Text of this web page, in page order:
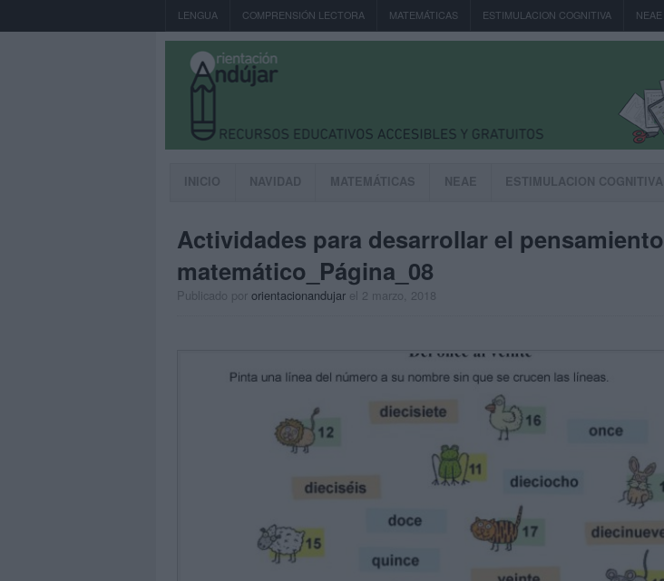
LENGUA COMPRENSIÓN LECTORA MATEMÁTICAS ESTIMULACION COGNITIVA NEAE
INICIO NAVIDAD MATEMÁTICAS NEAE ESTIMULACION COGNITIVA
Actividades para desarrollar el pensamiento
matemático_Página_08
Publicado por orientacionandujar el 2 marzo, 2018